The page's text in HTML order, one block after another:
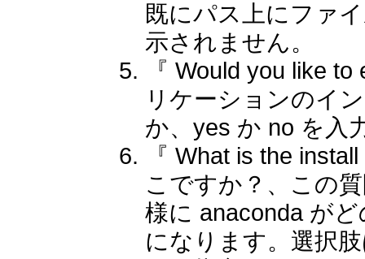
既にパス上にファ
示されません。
『 Would you like
リケーションのイ
か、yes か no を入
『 What is the
こですか？、この
様に anaconda が
になります。選択